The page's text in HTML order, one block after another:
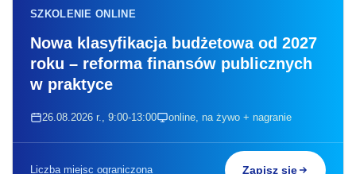
SZKOLENIE ONLINE
Nowa klasyfikacja budżetowa od 2027
roku – reforma finansów publicznych
w praktyce
26.08.2026 r., 9:00-13:00 online, na żywo + nagranie
Liczba miejsc ograniczona Zapisz się